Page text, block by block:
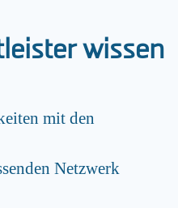
wissen
mit den
Netzwerk